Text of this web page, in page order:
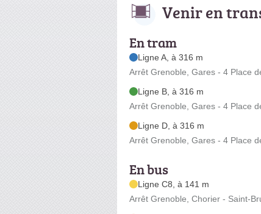
Venir en
En tram
Ligne A, à 316 m
Arrêt Grenoble, Gares - 4 Place
Ligne B, à 316 m
Arrêt Grenoble, Gares - 4 Place
Ligne D, à 316 m
Arrêt Grenoble, Gares - 4 Place
En bus
Ligne C8, à 141 m
Arrêt Grenoble, Chorier - Saint-